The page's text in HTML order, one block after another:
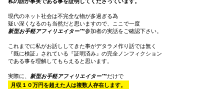
現代のネット社会は不完全な物が多過ぎる為
疑い深くなるのも当然だと思いますので、ここで一度
新型お手軽アフィリエイター™参加者の実話をご確認下さい。
これまでに私がお話ししてきた事がデタラメ作り話では無く
『既に検証』されている『証明済み』の完全ノンフィクション
である事を理解してもらえると思います。
実際に、 新型お手軽アフィリエイター™だけで
月収１０万円を超えた人は複数人存在します。